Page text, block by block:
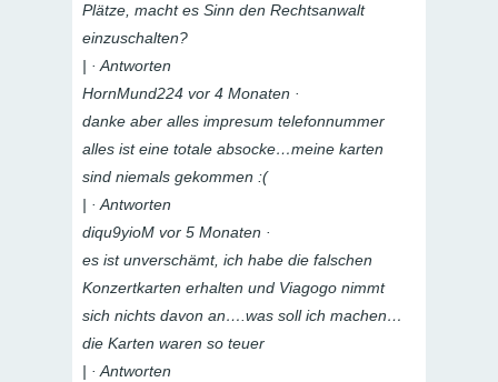
Plätze, macht es Sinn den Rechtsanwalt
einzuschalten?
| · Antworten
HornMund224 vor 4 Monaten ·
danke aber alles impresum telefonnummer
alles ist eine totale absocke…meine karten
sind niemals gekommen :(
| · Antworten
diqu9yioM vor 5 Monaten ·
es ist unverschämt, ich habe die falschen
Konzertkarten erhalten und Viagogo nimmt
sich nichts davon an….was soll ich machen…
die Karten waren so teuer
| · Antworten